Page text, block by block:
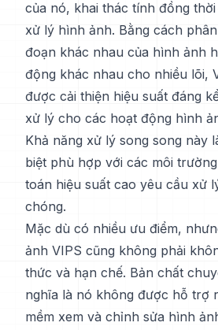
của nó, khai thác tính đồng
xử lý hình ảnh. Bằng cách
đoạn khác nhau của hình ảnh
động khác nhau cho nhiều lõi,
được cải thiện hiệu suất đáng
xử lý cho các hoạt động hình
Khả năng xử lý song song này
biệt phù hợp với các môi
toán hiệu suất cao yêu cầu xử
chóng.
Mặc dù có nhiều ưu điểm,
ảnh VIPS cũng không phải
thức và hạn chế. Bản chất
nghĩa là nó không được hỗ trợ
mềm xem và chỉnh sửa hình